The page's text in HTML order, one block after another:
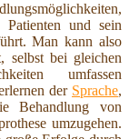
und sein
Man kann also
selbst bei gleichen
umfassen
der Sprache,
Behandlung von
umzugehen.